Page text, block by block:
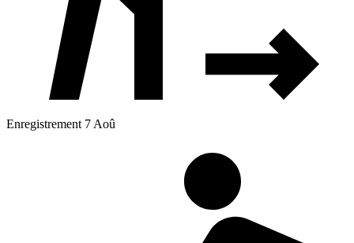
Enregistrement 7 Aoû